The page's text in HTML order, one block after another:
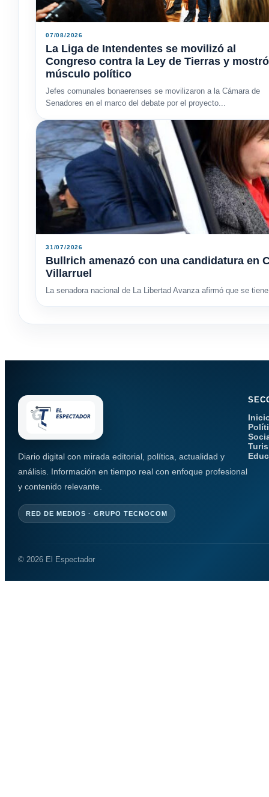
07/08/2026
La Liga de Intendentes se movilizó al
Congreso contra la Ley de Tierras y mostró
músculo político
Jefes comunales bonaerenses se movilizaron a la Cámara de
Senadores en el marco del debate por el proyecto...
31/07/2026
Bullrich amenazó con una candidatura en
Villarruel
La senadora nacional de La Libertad Avanza afirmó que se
Diario digital con mirada editorial, política, actualidad y
análisis. Información en tiempo real con enfoque profesional
y contenido relevante.
RED DE MEDIOS · GRUPO TECNOCOM
© 2026 El Espectador